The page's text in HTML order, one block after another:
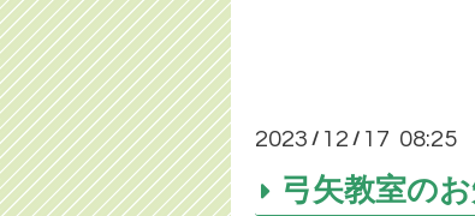
2023 / 12 / 17 08:25
弓矢教室の